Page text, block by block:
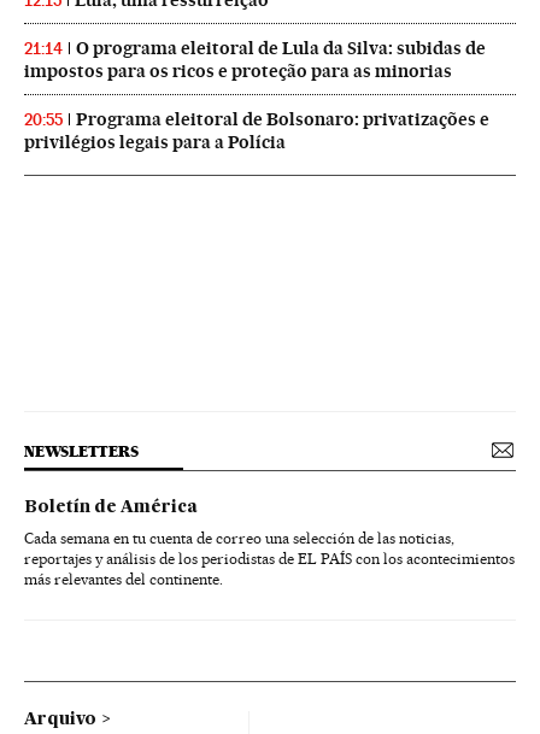
21:14
O programa eleitoral de Lula da Silva: subidas de
impostos para os ricos e proteção para as minorias
20:55
Programa eleitoral de Bolsonaro: privatizações e
privilégios legais para a Polícia
NEWSLETTERS
Boletín de América
Cada semana en tu cuenta de correo una selección de las noticias,
reportajes y análisis de los periodistas de EL PAÍS con los acontecimientos
más relevantes del continente.
Arquivo